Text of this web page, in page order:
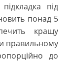
під
понад 5
кращу
правильному
до